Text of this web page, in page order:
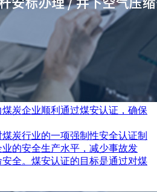
炭企业顺利通过煤安认证，确保
炭行业的一项强制性安全认证制
的安全生产水平，减少事故发
全。煤安认证的目标是通过对煤